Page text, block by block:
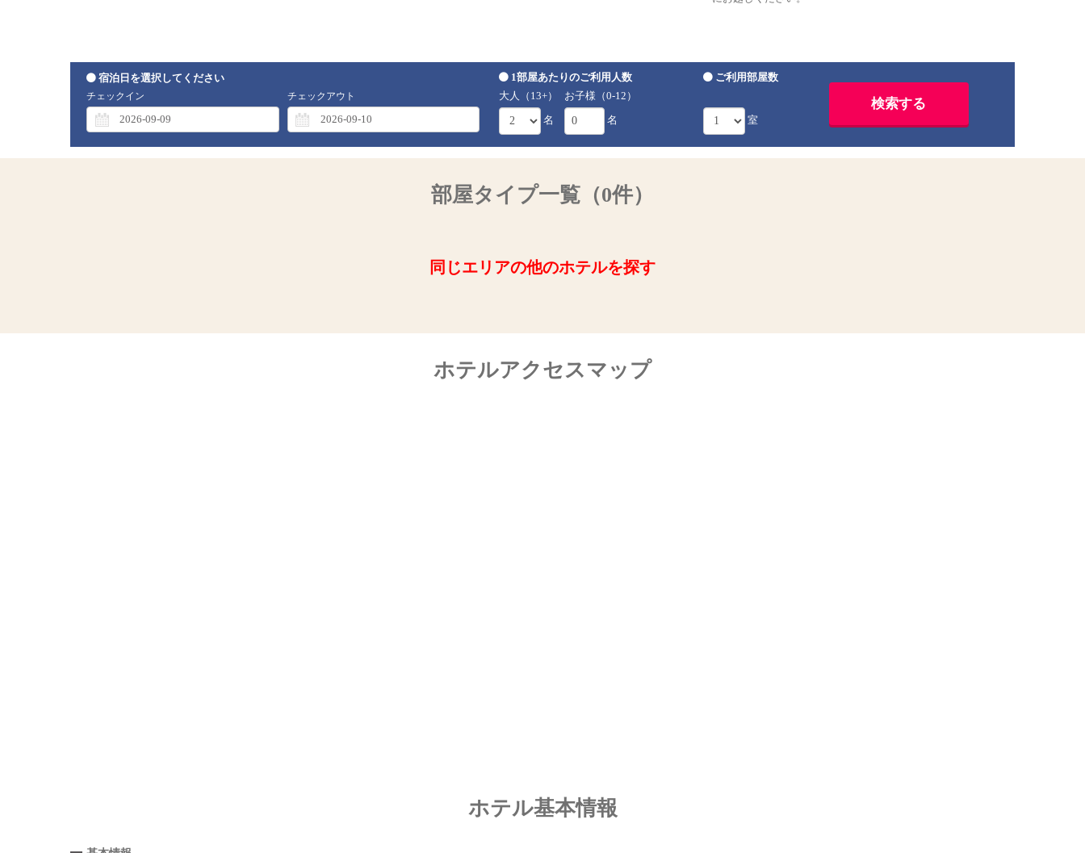
宿泊日を選択してください
チェックイン チェックアウト
1部屋あたりのご利用人数
大人（13+）
名
お子様（0-12）
名
ご利用部屋数
室
部屋タイプ一覧（0件）
同じエリアの他のホテルを探す
ホテルアクセスマップ
ホテル基本情報